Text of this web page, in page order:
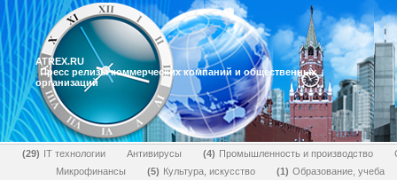
ATREX.RU
Пресс релизы коммерческих компаний и общественных
организаций
29 IT технологии Антивирусы 4 Промышленность и производство
Микрофинансы
5 Культура, искусство 1
Образование, учеба